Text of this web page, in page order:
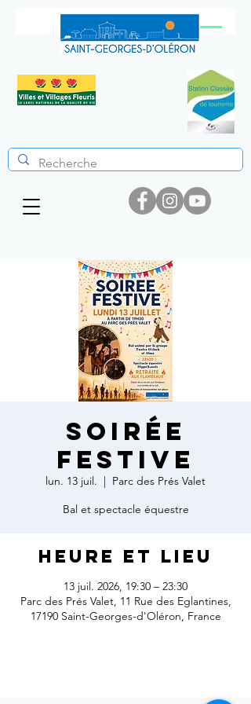
Soirée
festive
lun. 13 juil.
  |
Parc des Prés Valet
Bal et spectacle équestre
Heure et lieu
13 juil. 2026, 19:30 – 23:30
Parc des Prés Valet, 11 Rue des Eglantines,
17190 Saint-Georges-d'Oléron, France